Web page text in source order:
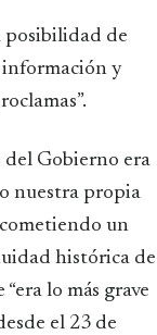
posibilidad de
información y
Gobierno era
nuestra propia
un
histórica de
lo más grave
el 23 de